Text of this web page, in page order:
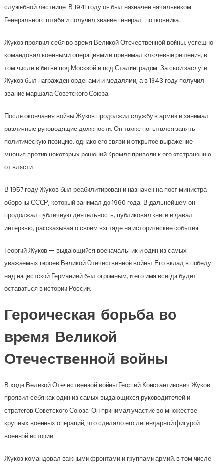
служебной лестнице. В 1941 году он был назначен начальником
Генерального штаба и получил звание генерал-полковника.
Жуков проявил себя во время Великой Отечественной войны, успешно
командовал военными операциями и принимал ключевые решения, в
том числе в битве под Москвой и под Сталинградом. За свои заслуги
Жуков был награжден орденами и медалями, а в 1943 году получил
звание маршала Советского Союза.
После окончания войны Жуков продолжил службу в армии и занимал
различные руководящие должности. Он также попытался занять
политическую позицию, однако его связи и открытое выражение
мнения против некоторых решений Кремля привели к его отстранению
от власти.
В 1957 году Жуков был реабилитирован и назначен на пост министра
обороны СССР, который занимал до 1960 года. В дальнейшем он
продолжал публичную деятельность, публиковал книги и давал
интервью, рассказывая о своем взгляде на исторические события.
Георгий Жуков — выдающийся военачальник и один из самых
уважаемых героев Великой Отечественной войны. Его вклад в победу
над нацистской Германией был огромным, и его имя всегда будет
оставаться в истории России.
Героическая борьба во
время Великой
Отечественной войны
В ходе Великой Отечественной войны Георгий Константинович Жуков
проявил себя как один из самых выдающихся руководителей и
стратегов Советского Союза. Он принимал участие во множестве
крупных военных операций, что сделало его легендарной фигурой
военной истории.
Жуков командовал важными фронтами и группами армий, в том числе